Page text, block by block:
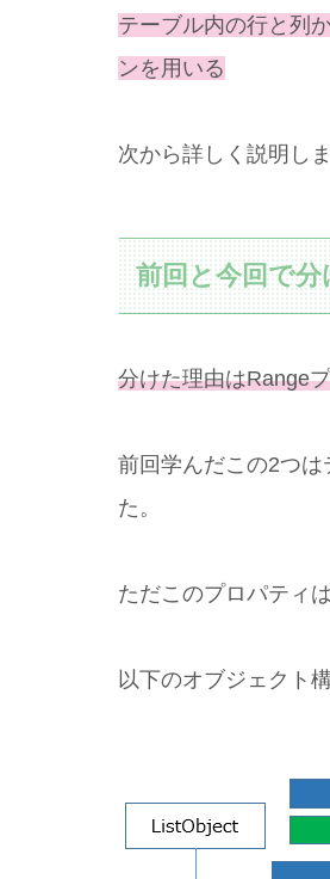
テーブル内の行と列
ンを用いる
次から詳しく説明しま
前回と今回で分
分けた理由はRange
前回学んだこの2つ
た。
ただこのプロパティ
以下のオブジェクト